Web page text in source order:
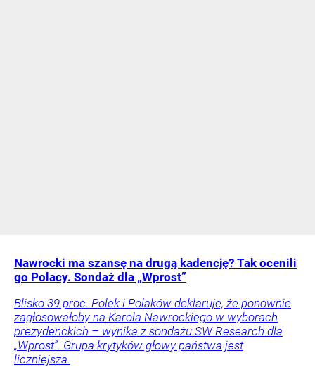
Nawrocki ma szansę na drugą kadencję? Tak ocenili
go Polacy. Sondaż dla „Wprost”
Blisko 39 proc. Polek i Polaków deklaruje, że ponownie
zagłosowałoby na Karola Nawrockiego w wyborach
prezydenckich – wynika z sondażu SW Research dla
„Wprost”. Grupa krytyków głowy państwa jest
liczniejsza.